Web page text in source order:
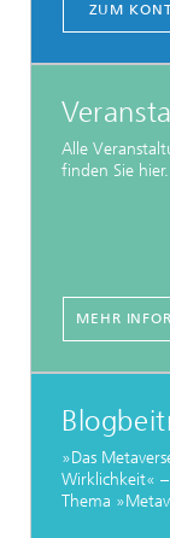
ZUM
Alle
finden Sie hier.
MEHR
»Das
Wirklichkeit«
Thema